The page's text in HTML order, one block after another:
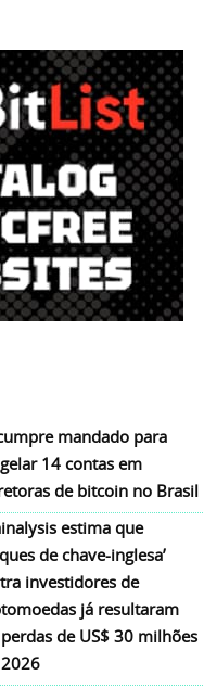
mandado para
14 contas em
de bitcoin no Brasil
estima que
de chave-inglesa’
investidores de
já resultaram
de US$ 30 milhões